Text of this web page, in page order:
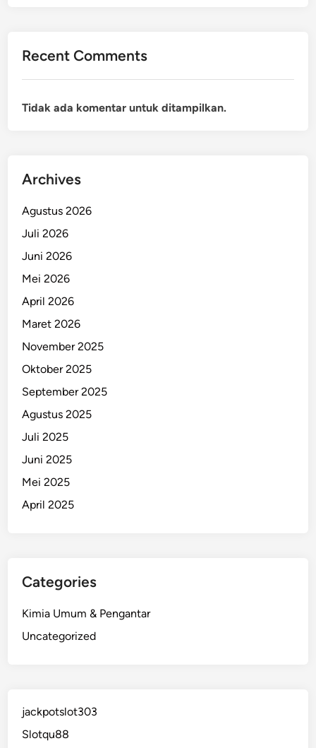
Recent Comments
Tidak ada komentar untuk ditampilkan.
Archives
Agustus 2026
Juli 2026
Juni 2026
Mei 2026
April 2026
Maret 2026
November 2025
Oktober 2025
September 2025
Agustus 2025
Juli 2025
Juni 2025
Mei 2025
April 2025
Categories
Kimia Umum & Pengantar
Uncategorized
jackpotslot303
Slotqu88